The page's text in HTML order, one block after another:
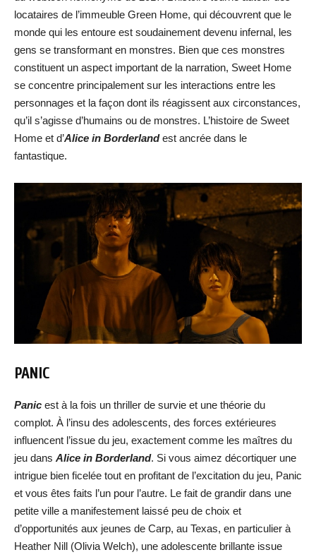
locataires de l’immeuble Green Home, qui découvrent que le
monde qui les entoure est soudainement devenu infernal, les
gens se transformant en monstres. Bien que ces monstres
constituent un aspect important de la narration, Sweet Home
se concentre principalement sur les interactions entre les
personnages et la façon dont ils réagissent aux circonstances,
qu’il s’agisse d’humains ou de monstres. L’histoire de Sweet
Home et d’Alice in Borderlandest ancrée dans le
fantastique.
PANIC
Panic est à la fois un thriller de survie et une théorie du
complot. À l’insu des adolescents, des forces extérieures
influencent l’issue du jeu, exactement comme les maîtres du
jeu dans Alice in Borderland. Si vous aimez décortiquer une
intrigue bien ficelée tout en profitant de l’excitation du jeu, Panic
et vous êtes faits l’un pour l’autre. Le fait de grandir dans une
petite ville a manifestement laissé peu de choix et
d’opportunités aux jeunes de Carp, au Texas, en particulier à
Heather Nill (Olivia Welch), une adolescente brillante issue